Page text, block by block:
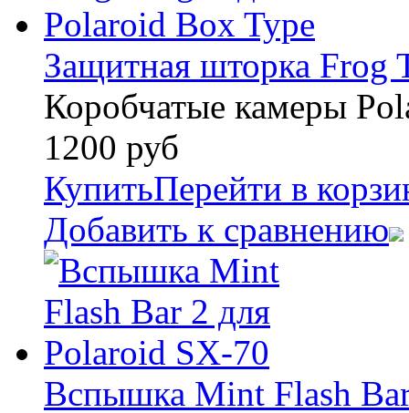
Защитная шторка Frog
Коробчатые камеры
1200 руб
КупитьПерейти в
Добавить к сравнению
Вспышка Mint Flash